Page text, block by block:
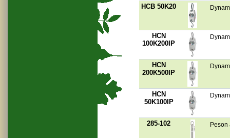
HCB 50K20
HCN
100K200IP
HCN
200K500IP
HCN
50K100IP
285-102 Peson